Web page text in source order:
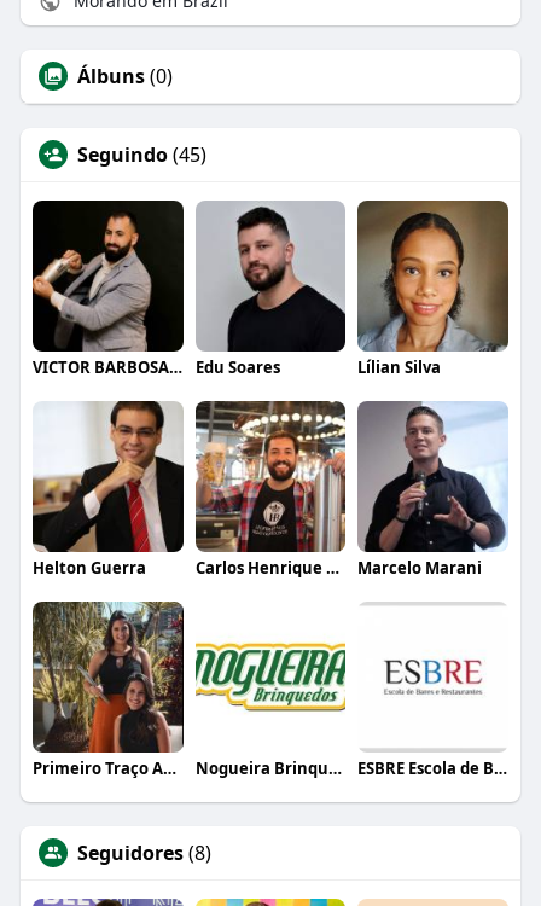
Álbuns(0)
Seguindo(45)
VICTOR BARBOSA QUARANTA Edu Soares Lílian Silva
Helton Guerra Carlos Henrique de Faria Vasconcelos Marcelo Marani
Primeiro Traço Arquitetura Nogueira Brinquedos ESBRE Escola de Bares e Restaurantes
Seguidores(8)